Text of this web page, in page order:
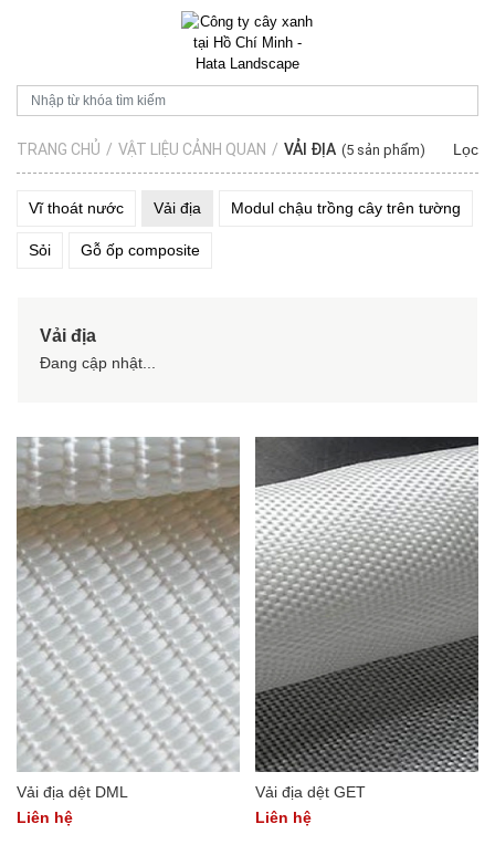
TRANG CHỦ / VẬT LIỆU CẢNH QUAN / VẢI ĐỊA (5 sản phẩm) Lọc
Vĩ thoát nước Vải địa Modul chậu trồng cây trên tường
Sỏi Gỗ ốp composite
Vải địa
Đang cập nhật...
Vải địa dệt DML
Liên hệ
Vải địa dệt GET
Liên hệ